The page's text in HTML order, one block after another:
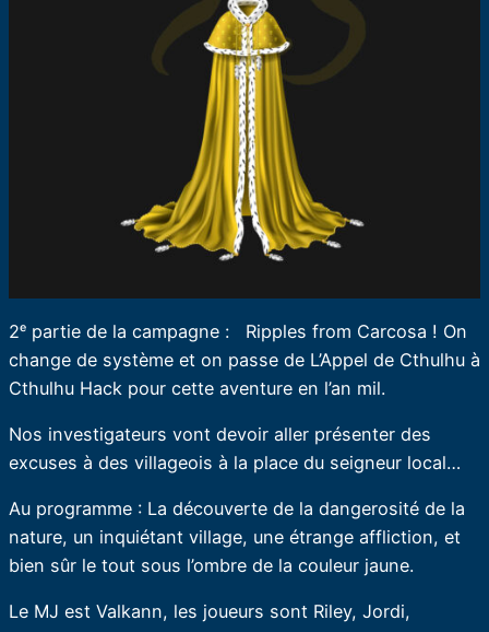
2ᵉ partie de la campagne : Ripples from Carcosa ! On
change de système et on passe de L’Appel de Cthulhu à
Cthulhu Hack pour cette aventure en l’an mil.
Nos investigateurs vont devoir aller présenter des
excuses à des villageois à la place du seigneur local…
Au programme : La découverte de la dangerosité de la
nature, un inquiétant village, une étrange affliction, et
bien sûr le tout sous l’ombre de la couleur jaune.
Le MJ est Valkann, les joueurs sont Riley, Jordi,